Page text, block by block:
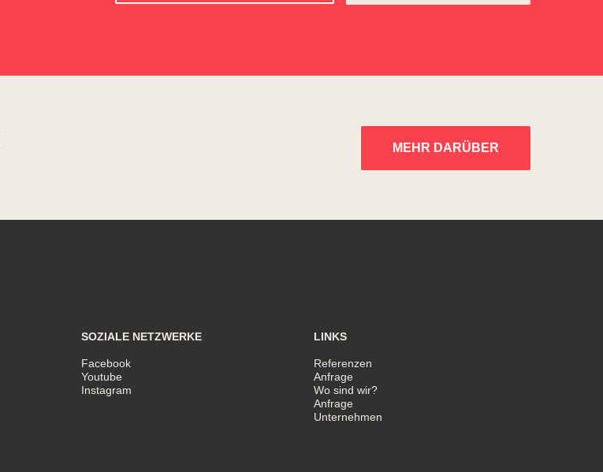
MEHR DARÜBER
SOZIALE NETZWERKE
Facebook
Youtube
Instagram
LINKS
Referenzen
Anfrage
Wo sind wir?
Anfrage
Unternehmen